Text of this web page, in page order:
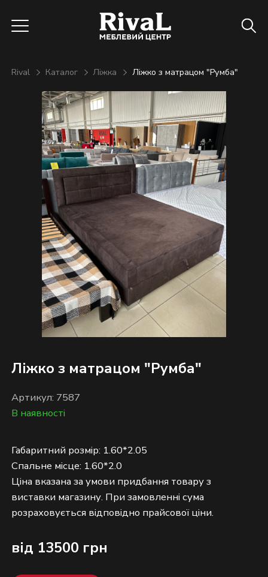
Rival Каталог Ліжка Ліжко з матрацом "Румба"
Ліжко з матрацом "Румба"
Артикул: 7587
В наявності
Габаритний розмір: 1.60*2.05
Спальне місце: 1.60*2.0
Ціна вказана за умови придбання товару з
виставки магазину. При замовленні сума
від 13500 грн